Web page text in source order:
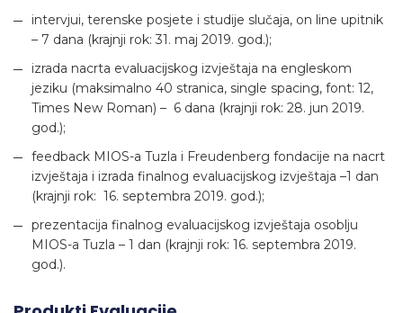
intervjui, terenske posjete i studije slučaja, on line upitnik
– 7 dana (krajnji rok: 31. maj 2019. god.);
izrada nacrta evaluacijskog izvještaja na engleskom
jeziku (maksimalno 40 stranica, single spacing, font: 12,
Times New Roman) – 6 dana (krajnji rok: 28. jun 2019.
god.);
feedback MIOS-a Tuzla i Freudenberg fondacije na nacrt
izvještaja i izrada finalnog evaluacijskog izvještaja –1 dan
(krajnji rok: 16. septembra 2019. god.);
prezentacija finalnog evaluacijskog izvještaja osoblju
MIOS-a Tuzla – 1 dan (krajnji rok: 16. septembra 2019.
god.).